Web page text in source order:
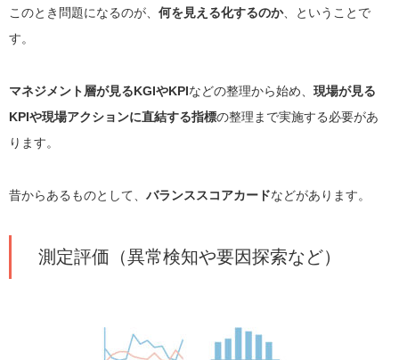
このとき問題になるのが、 何を見える化するのか、ということで
す。
マネジメント層が見るKGIやKPIなどの整理から始め、 現場が見る
KPIや現場アクションに直結する指標の整理まで実施する必要があ
ります。
昔からあるものとして、 バランススコアカードなどがあります。
測定評価（異常検知や要因探索など）